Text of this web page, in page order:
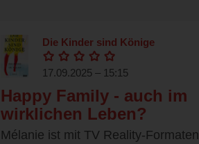
Die Kinder sind Könige
17.09.2025 – 15:15
Happy Family - auch im
wirklichen Leben?
Mélanie ist mit TV Reality-Formaten